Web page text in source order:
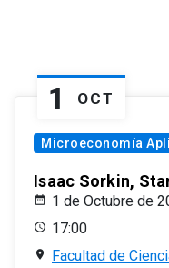
1 OCT
Microeconomía
Isaac Sorkin,
1 de Octubre de
17:00
Facultad de